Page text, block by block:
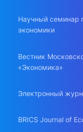
Научный семинар
экономики
Вестник
«Экономика»
Электронный
BRICS Journal of